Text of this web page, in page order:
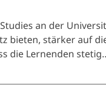
an der
stärker auf
die Lernenden